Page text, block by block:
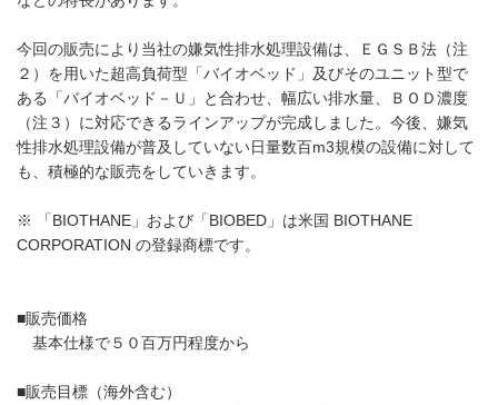
今回の販売により当社の嫌気性排水処理設備は、ＥＧＳＢ法（注
２）を用いた超高負荷型「バイオベッド」及びそのユニット型で
ある「バイオベッド－Ｕ」と合わせ、幅広い排水量、ＢＯＤ濃度
（注３）に対応できるラインアップが完成しました。今後、嫌気
性排水処理設備が普及していない日量数百m3規模の設備に対して
も、積極的な販売をしていきます。
※ 「BIOTHANE」および「BIOBED」は米国 BIOTHANE
CORPORATION の登録商標です。
■販売価格
基本仕様で５０百万円程度から
■販売目標（海外含む）